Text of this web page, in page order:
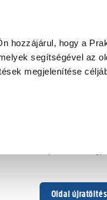
hozzájárul, hogy a
segítségével az
megjelenítése
Oldal